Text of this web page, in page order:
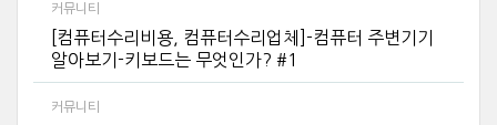
커뮤니티
[컴퓨터수리비용, 컴퓨터수리업체]-컴퓨터 주변기기
알아보기-키보드는 무엇인가? #1
커뮤니티